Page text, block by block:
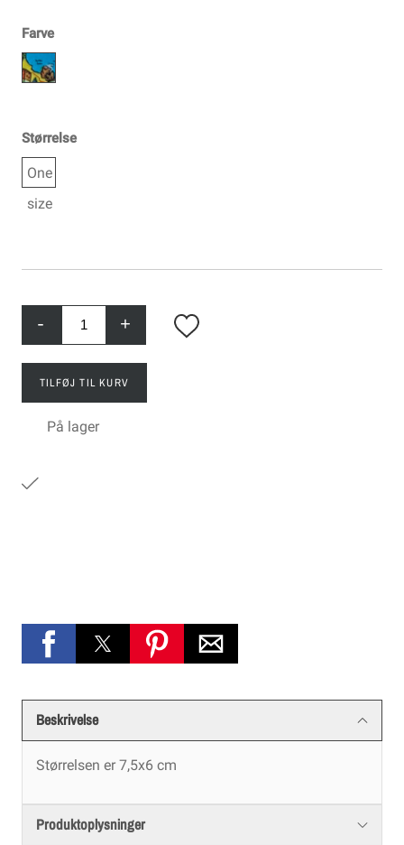
Farve
Størrelse
One
size
- +
TILFØJ TIL KURV
På lager
Beskrivelse
Størrelsen er 7,5x6 cm
Produktoplysninger